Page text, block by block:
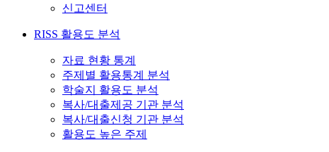
신고센터
RISS 활용도 분석
자료 현황 통계
주제별 활용통계 분석
학술지 활용도 분석
복사/대출제공 기관 분석
복사/대출신청 기관 분석
활용도 높은 주제